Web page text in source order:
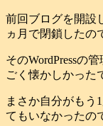
前回ブログを開設
ヵ月で閉鎖したの
そのWordPressの
ごく懐かしかった
まさか自分がもう
てもいなかったの